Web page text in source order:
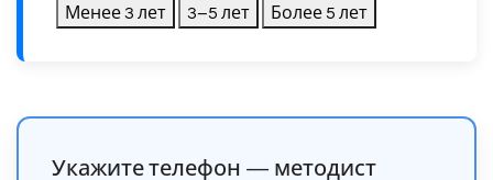
Менее 3 лет 3–5 лет Более 5 лет
Укажите телефон — методист